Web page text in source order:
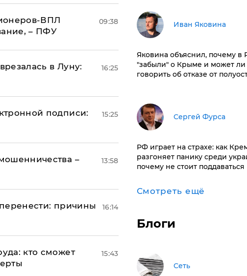
ВПЛ
– ПФУ
09:38
в Луну:
16:25
подписи:
15:25
–
13:58
причины
16:14
кто сможет
15:43
Иван Яковина
Яковина объяснил, почему в
"забыли" о Крыме и может ли
говорить об отказе от
Сергей Фурса
РФ играет на страхе: как
разгоняет панику среди
почему не стоит поддаваться
Смотреть ещё
Блоги
Сеть